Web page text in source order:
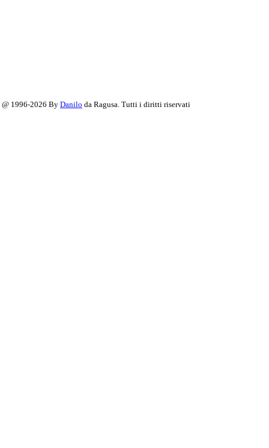
@ 1996-2026 By Danilo da Ragusa. Tutti i diritti riservati